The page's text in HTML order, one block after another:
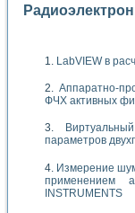
LabVIEW в
Аппаратно-
ФЧХ активных
параметров
Измерение
применением
INSTRUMENTS